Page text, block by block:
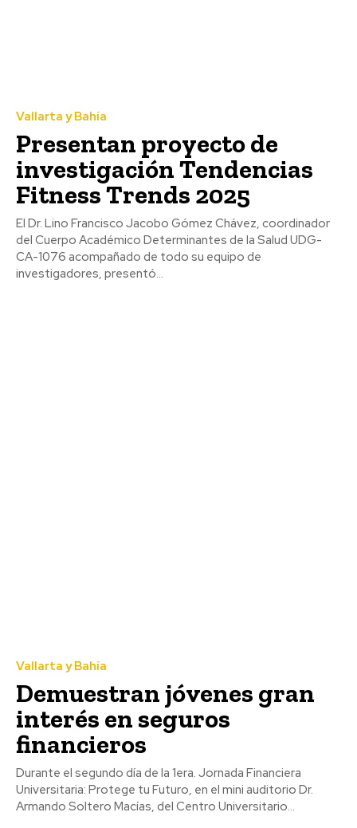
Vallarta y Bahía
Presentan proyecto de
investigación Tendencias
Fitness Trends 2025
El Dr. Lino Francisco Jacobo Gómez Chávez, coordinador
del Cuerpo Académico Determinantes de la Salud UDG-
CA-1076 acompañado de todo su equipo de
investigadores, presentó...
Vallarta y Bahía
Demuestran jóvenes gran
interés en seguros
financieros
Durante el segundo día de la 1era. Jornada Financiera
Universitaria: Protege tu Futuro, en el mini auditorio Dr.
Armando Soltero Macías, del Centro Universitario...